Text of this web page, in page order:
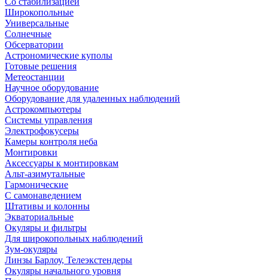
Широкопольные
Универсальные
Солнечные
Обсерватории
Астрономические куполы
Готовые решения
Метеостанции
Научное оборудование
Оборудование для удаленных наблюдений
Астрокомпьютеры
Системы управления
Электрофокусеры
Камеры контроля неба
Монтировки
Аксессуары к монтировкам
Альт-азимутальные
Гармонические
С самонаведением
Штативы и колонны
Экваториальные
Окуляры и фильтры
Для широкопольных наблюдений
Зум-окуляры
Линзы Барлоу, Телеэкстендеры
Окуляры начального уровня